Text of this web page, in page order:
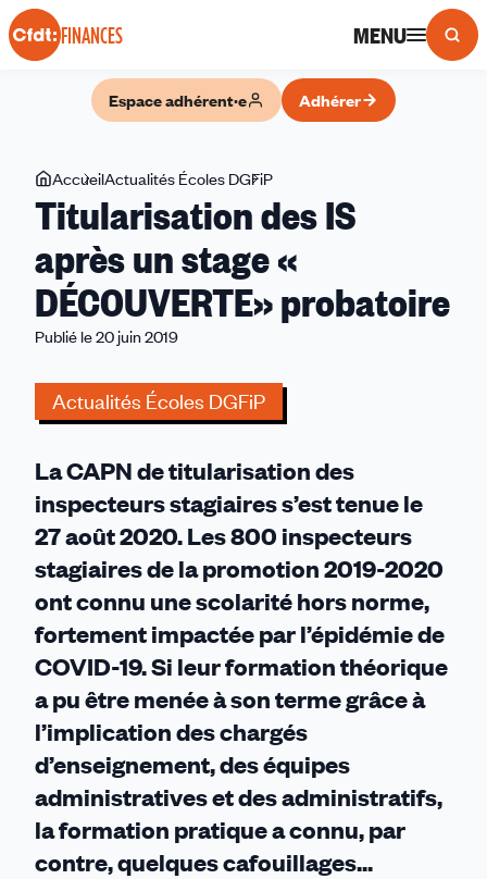
Panneau de gestion des cookies
FINANCES MENU
Espace adhérent·e Adhérer
Vous
êtes
ici
AccueilActualités Écoles DGFiP
des
après
un
stage
Titularisation des IS
après un stage «
DÉCOUVERTE» probatoire
Publié le 20 juin 2019
Actualités Écoles DGFiP
La CAPN de titularisation des
inspecteurs stagiaires s’est tenue le
27 août 2020.Les 800 inspecteurs
stagiaires de la promotion 2019-2020
ont connu une scolarité hors norme,
fortement impactée par l’épidémie de
COVID-19.Si leur formation théorique
a pu être menée à son terme grâce à
l’implication des chargés
d’enseignement, des équipes
administratives et des administratifs,
la formation pratique a connu, par
contre, quelques cafouillages...